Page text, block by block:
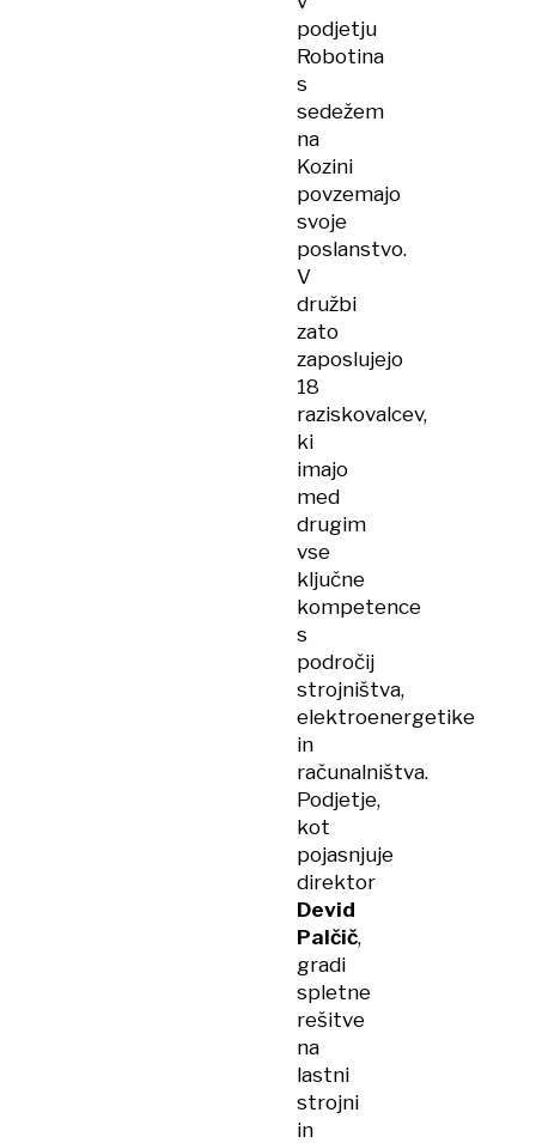
podjetju
Robotina
s
sedežem
na
Kozini
povzemajo
svoje
poslanstvo.
V
družbi
zato
zaposlujejo
18
raziskovalcev,
ki
imajo
med
drugim
vse
ključne
kompetence
s
področij
strojništva,
elektroenergetike
in
računalništva.
Podjetje,
kot
pojasnjuje
direktor
Devid
Palčič,
gradi
spletne
rešitve
na
lastni
strojni
in